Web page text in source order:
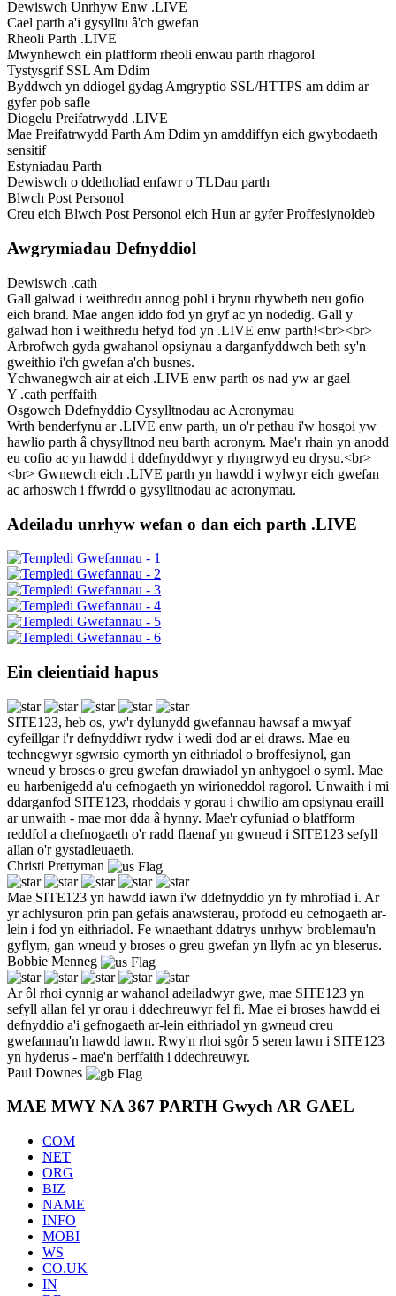
Dewiswch Unrhyw Enw .LIVE
Cael parth a'i gysylltu â'ch gwefan
Rheoli Parth .LIVE
Mwynhewch ein platfform rheoli enwau parth rhagorol
Tystysgrif SSL Am Ddim
Byddwch yn ddiogel gydag Amgryptio SSL/HTTPS am ddim ar
gyfer pob safle
Diogelu Preifatrwydd .LIVE
Mae Preifatrwydd Parth Am Ddim yn amddiffyn eich gwybodaeth
sensitif
Estyniadau Parth
Dewiswch o ddetholiad enfawr o TLDau parth
Blwch Post Personol
Creu eich Blwch Post Personol eich Hun ar gyfer Proffesiynoldeb
Awgrymiadau Defnyddiol
Dewiswch .cath
Gall galwad i weithredu annog pobl i brynu rhywbeth neu gofio
eich brand. Mae angen iddo fod yn gryf ac yn nodedig. Gall y
galwad hon i weithredu hefyd fod yn .LIVE enw parth!<br><br>
Arbrofwch gyda gwahanol opsiynau a darganfyddwch beth sy'n
gweithio i'ch gwefan a'ch busnes.
Ychwanegwch air at eich .LIVE enw parth os nad yw ar gael
Y .cath perffaith
Osgowch Ddefnyddio Cysylltnodau ac Acronymau
Wrth benderfynu ar .LIVE enw parth, un o'r pethau i'w hosgoi yw
hawlio parth â chysylltnod neu barth acronym. Mae'r rhain yn anodd
eu cofio ac yn hawdd i ddefnyddwyr y rhyngrwyd eu drysu.<br>
<br> Gwnewch eich .LIVE parth yn hawdd i wylwyr eich gwefan
ac arhoswch i ffwrdd o gysylltnodau ac acronymau.
Adeiladu unrhyw wefan o dan eich parth .LIVE
Ein cleientiaid hapus
SITE123, heb os, yw'r dylunydd gwefannau hawsaf a mwyaf
cyfeillgar i'r defnyddiwr rydw i wedi dod ar ei draws. Mae eu
technegwyr sgwrsio cymorth yn eithriadol o broffesiynol, gan
wneud y broses o greu gwefan drawiadol yn anhygoel o syml. Mae
eu harbenigedd a'u cefnogaeth yn wirioneddol ragorol. Unwaith i mi
ddarganfod SITE123, rhoddais y gorau i chwilio am opsiynau eraill
ar unwaith - mae mor dda â hynny. Mae'r cyfuniad o blatfform
reddfol a chefnogaeth o'r radd flaenaf yn gwneud i SITE123 sefyll
allan o'r gystadleuaeth.
Christi Prettyman
Mae SITE123 yn hawdd iawn i'w ddefnyddio yn fy mhrofiad i. Ar
yr achlysuron prin pan gefais anawsterau, profodd eu cefnogaeth ar-
lein i fod yn eithriadol. Fe wnaethant ddatrys unrhyw broblemau'n
gyflym, gan wneud y broses o greu gwefan yn llyfn ac yn bleserus.
Bobbie Menneg
Ar ôl rhoi cynnig ar wahanol adeiladwyr gwe, mae SITE123 yn
sefyll allan fel yr orau i ddechreuwyr fel fi. Mae ei broses hawdd ei
defnyddio a'i gefnogaeth ar-lein eithriadol yn gwneud creu
gwefannau'n hawdd iawn. Rwy'n rhoi sgôr 5 seren lawn i SITE123
yn hyderus - mae'n berffaith i ddechreuwyr.
Paul Downes
MAE MWY NA 367 PARTH Gwych AR GAEL
COM
NET
ORG
BIZ
NAME
INFO
MOBI
WS
CO.UK
IN